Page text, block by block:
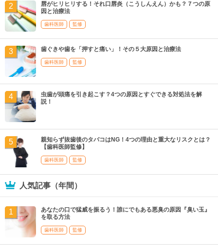
唇がヒリヒリする！それ口唇炎（こうしんえん）かも？７つの原
因と治療法
歯科医師 監修
歯ぐきや歯を「押すと痛い」！その５大原因と治療法
歯科医師 監修
虫歯が頭痛を引き起こす？4つの原因とすぐできる対処法を解
説！
親知らず抜歯後のタバコはNG！4つの理由と重大なリスクとは？
【歯科医師監修】
歯科医師 監修
人気記事（年間）
あなたの口で猛威を振るう！誰にでもある悪臭の原因『臭い玉』
を取る方法
歯科医師 監修